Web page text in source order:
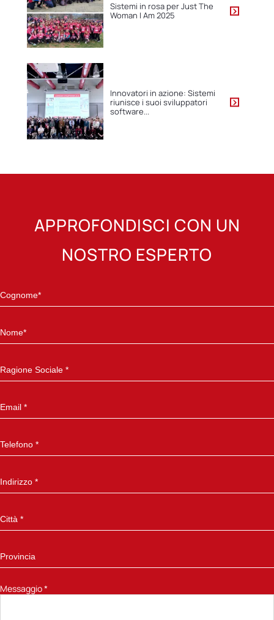
Sistemi in rosa per Just The
Woman I Am 2025
Innovatori in azione: Sistemi
riunisce i suoi sviluppatori
software...
APPROFONDISCI CON UN
NOSTRO ESPERTO
Messaggio*